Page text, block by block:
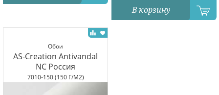
В корзину
Обои
AS-Creation Antivandal
NC Россия
7010-150 (150 Г/М2)